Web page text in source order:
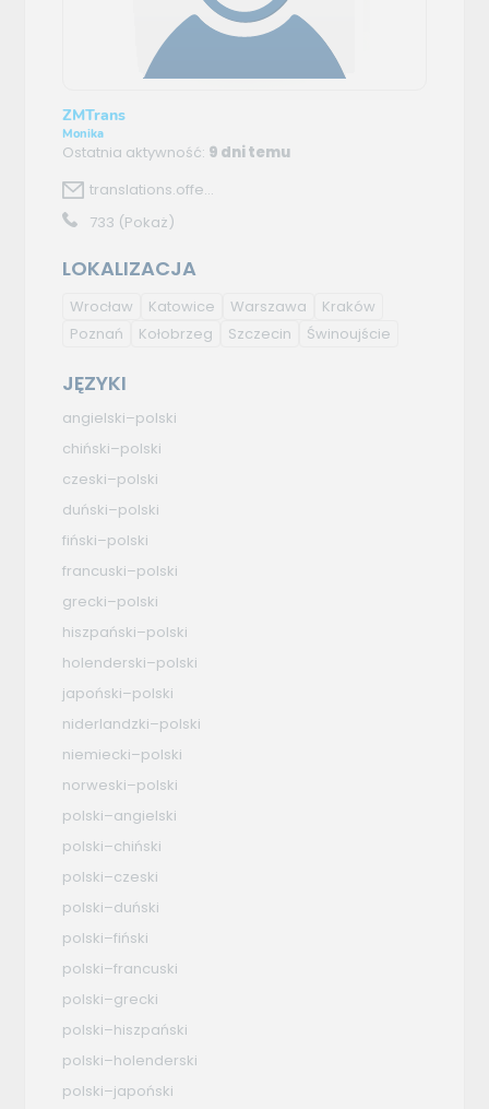
ZMTrans
Monika
Ostatnia aktywność: 9 dni temu
translations.offe...
733 (Pokaż)
LOKALIZACJA
Wrocław Katowice Warszawa
Kraków
Poznań
Kołobrzeg Szczecin Świnoujście
JĘZYKI
angielski–polski
chiński–polski
czeski–polski
duński–polski
fiński–polski
francuski–polski
grecki–polski
hiszpański–polski
holenderski–polski
japoński–polski
niderlandzki–polski
niemiecki–polski
norweski–polski
polski–angielski
polski–chiński
polski–czeski
polski–duński
polski–fiński
polski–francuski
polski–grecki
polski–hiszpański
polski–holenderski
polski–japoński